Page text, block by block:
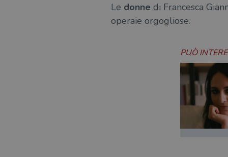
Le donne di Francesca
operaie orgogliose.
PUÒ
Nome
/
_ga_RXJCD2NFMF
LLC
Dominio
UserProfile
.illibraio.it
Nome
__Secure-ROLLOUT_TOKEN
VISITOR_INFO1_LIVE